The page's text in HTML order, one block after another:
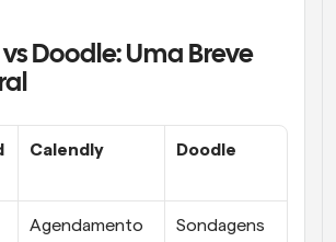
Doodle: Uma Breve
Calendly Doodle
Agendamento
Sondagens